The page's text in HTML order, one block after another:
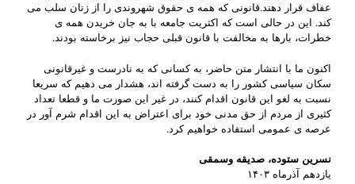
عفاف قرار دهند.قانونی که همه ی حقوق شهروندی را از زنان سلب می
کند. این در حالی است که اکثریت جامعه با به جان خریدن همه ی
خطرات، بارها به مخالفت با قانون قبلی حجاب نیز برخاسته بودند.
اکنون ما با انتشار متن حاضر، به کسانی که به نادرست و غیرقانونی
سکان سیاسی کشور را به دست گرفته اند، هشدار می دهیم که سریعا
نسبت به لغو این قانون اقدام کنند، در غیر این صورت ما و قطعا تعداد
کثیری از مردم از حق مدنی خود برای اعتراض به این اقدام شرم آور در
عرصه ی عمومی استفاده خواهیم کرد.
نسرین ستوده، صدیقه وسمقی
یازدهم آذرماه ۱۴۰۳